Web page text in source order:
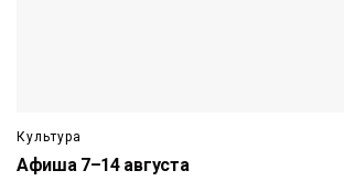
Культура
Афиша 7–14 августа